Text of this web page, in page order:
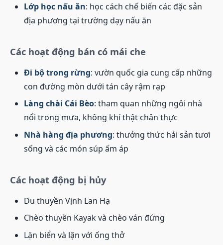
Lớp học nấu ăn: học cách chế biến các đặc sản
địa phương tại trường dạy nấu ăn
Các hoạt động bán có mái che
Đi bộ trong rừng: vườn quốc gia cung cấp những
con đường mòn dưới tán cây rậm rạp
Làng chài Cái Bèo: tham quan những ngôi nhà
nổi trong mưa, không khí thật chân thực
Nhà hàng địa phương: thưởng thức hải sản tươi
sống và các món súp ấm áp
Các hoạt động bị hủy
Du thuyền Vịnh Lan Hạ
Chèo thuyền Kayak và chèo ván đứng
Lặn biển và lặn với ống thở